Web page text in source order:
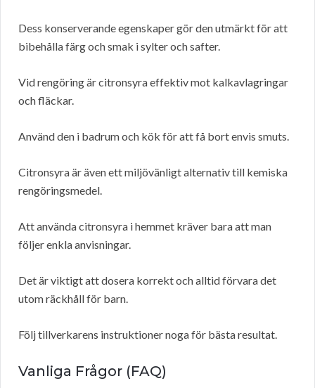
Dess konserverande egenskaper gör den utmärkt för att
bibehålla färg och smak i sylter och safter.
Vid rengöring är citronsyra effektiv mot kalkavlagringar
och fläckar.
Använd den i badrum och kök för att få bort envis smuts.
Citronsyra är även ett miljövänligt alternativ till kemiska
rengöringsmedel.
Att använda citronsyra i hemmet kräver bara att man
följer enkla anvisningar.
Det är viktigt att dosera korrekt och alltid förvara det
utom räckhåll för barn.
Följ tillverkarens instruktioner noga för bästa resultat.
Vanliga Frågor (FAQ)